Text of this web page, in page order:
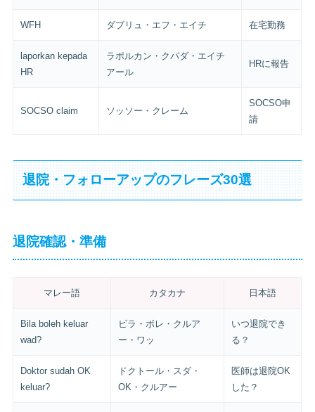
WFH ダブリュ・エフ・エイチ 在宅勤務
laporkan kepada
HR
ラポルカン・クパダ・エイチ
アール
HRに報告
SOCSO claim ソッソー・クレーム
SOCSO申
請
退院・フォローアップのフレーズ30選
退院確認・準備
マレー語 カタカナ 日本語
Bila boleh keluar
wad?
ビラ・ボレ・クルア
ー・ワッ
いつ退院でき
る？
Doktor sudah OK
keluar?
ドクトール・スダ・
OK・クルアー
医師は退院OK
した？